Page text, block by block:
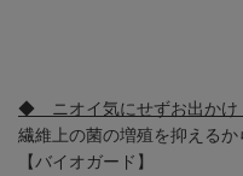
◆ ニオイ気にせずお出か
繊維上の菌の増殖を抑えるか
【バイオガード】